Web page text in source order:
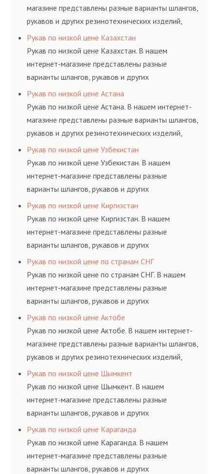
(кислород, аргон, метан,
пропан, бутан,
комплексного
обслуживания
магазине представлены разные варианты шлангов,
рукавов и других резинотехнических изделий,
соответствующих ГОСТам, техническим условиям
и нормативам.
Рукав по низкой цене Казахстан
Рукав по низкой цене Казахстан. В нашем
интернет-магазине представлены разные
варианты шлангов, рукавов и других
резинотехнических изделий, соответствующих
ГОСТам, техническим условиям и нормативам.
Рукав по низкой цене Астана
Рукав по низкой цене Астана. В нашем интернет-
магазине представлены разные варианты шлангов,
рукавов и других резинотехнических изделий,
соответствующих ГОСТам, техническим условиям
и нормативам.
Рукав по низкой цене Узбекистан
Рукав по низкой цене Узбекистан. В нашем
интернет-магазине представлены разные
варианты шлангов, рукавов и других
резинотехнических изделий, соответствующих
ГОСТам, техническим условиям и нормативам.
Рукав по низкой цене Киргизстан
Рукав по низкой цене Киргизстан. В нашем
интернет-магазине представлены разные
варианты шлангов, рукавов и других
резинотехнических изделий, соответствующих
ГОСТам, техническим условиям и нормативам.
Рукав по низкой цене по странам СНГ
Рукав по низкой цене по странам СНГ. В нашем
интернет-магазине представлены разные
варианты шлангов, рукавов и других
резинотехнических изделий, соответствующих
ГОСТам, техническим условиям и нормативам.
Рукав по низкой цене Актобе
Рукав по низкой цене Актобе. В нашем интернет-
магазине представлены разные варианты шлангов,
рукавов и других резинотехнических изделий,
соответствующих ГОСТам, техническим условиям
и нормативам.
Рукав по низкой цене Шымкент
Рукав по низкой цене Шымкент. В нашем
интернет-магазине представлены разные
варианты шлангов, рукавов и других
резинотехнических изделий, соответствующих
ГОСТам, техническим условиям и нормативам.
Рукав по низкой цене Караганда
Рукав по низкой цене Караганда. В нашем
интернет-магазине представлены разные
варианты шлангов, рукавов и других